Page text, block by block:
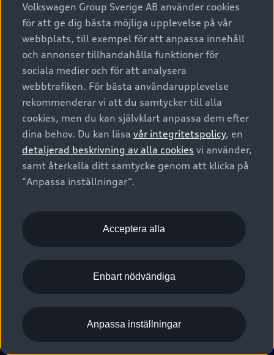
A6 modellerna
SUV
Avant
Audi Sport
Privatleasing
Nya bilar i lager
Begagnade bilar i lager
Audi approved :plus - så gott som nya
Finansiering
Audi exclusive
Provkörning
Service & tillbehör
Audi digital services
Originaltillbehör - köp online
Garantier
Försäkring
Digitala manualer för din Audi
Audi Collection – livsstilsartiklar
Vanliga frågor
2G/3G nätet stängs ned - Hur påverkas min bil av detta?
Tjänstebil
Tjänstebil
Business lease online
Företagsleasing
Om Audi Sverige
Kontakta oss
Audi Återförsäljare/-serviceverkstad
myAudi
Pressmeddelanden
Nyhetsbrev
Vårt hållbarhetsarbete
Lediga tjänster huvudkontor
Lediga tjänster hos Audi Återförsäljare
Kommentar till mediauppgifter om dataläcka
© 2026 AUDI SVERIGE. All Rights Reserved.
Utgivare Juridiskt
Juridiskt Audi AG
Juridiskt Audi Digital Giveaway
Anpassa inställningar för cookies
Visselblåsarkanaler
Volkswagen Group Sverige AB använder cookies
för att ge dig bästa möjliga upplevelse på vår
webbplats, till exempel för att anpassa innehåll
och annonser tillhandahålla funktioner för
sociala medier och för att analysera
webbtrafiken. För bästa användarupplevelse
rekommenderar vi att du samtycker till alla
cookies, men du kan självklart anpassa dem efter
dina behov. Du kan läsa vår integritetspolicy, en
detaljerad beskrivning av alla cookies vi använder,
samt återkalla ditt samtycke genom att klicka på
"Anpassa inställningar“.
Acceptera alla
Enbart nödvändiga
Anpassa inställningar